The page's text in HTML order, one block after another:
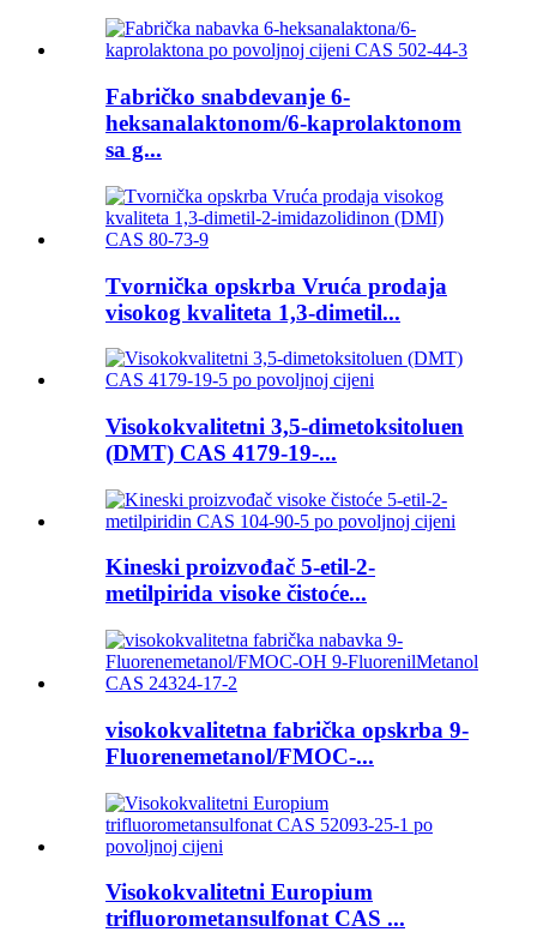
Fabričko snabdevanje 6-
heksanalaktonom/6-kaprolaktonom
sa g...
Tvornička opskrba Vruća prodaja
visokog kvaliteta 1,3-dimetil...
Visokokvalitetni 3,5-dimetoksitoluen
(DMT) CAS 4179-19-...
Kineski proizvođač 5-etil-2-
metilpirida visoke čistoće...
visokokvalitetna fabrička opskrba 9-
Fluorenemetanol/FMOC-...
Visokokvalitetni Europium
trifluorometansulfonat CAS ...